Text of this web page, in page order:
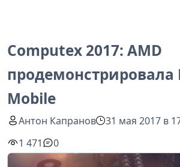
Computex 2017: AMD
продемонстрировала
Mobile
Антон Капранов
31 мая 2017 в
1 471
0